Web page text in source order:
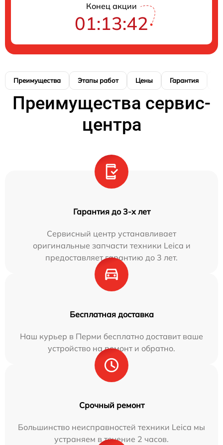
Конец акции
01:13:41
Преимущества Этапы работ Цены Гарантия
Преимущества сервис-
центра
Гарантия до 3-х лет
Сервисный центр устанавливает
оригинальные запчасти техники Leica и
предоставляет гарантию до 3 лет.
Бесплатная доставка
Наш курьер в Перми бесплатно доставит ваше
устройство на ремонт и обратно.
Срочный ремонт
Большинство неисправностей техники Leica мы
устраняем в течение 2 часов.